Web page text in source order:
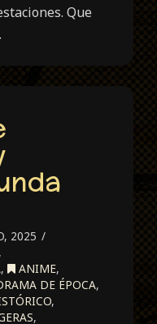
Que
2025
,
, ANIME,
DE ÉPOCA,
,
,